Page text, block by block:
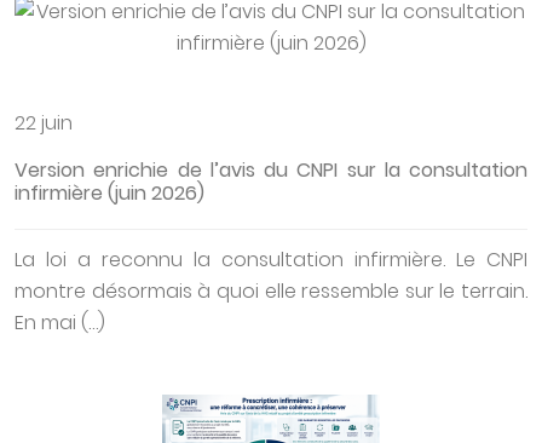
22 juin
Version enrichie de l’avis du CNPI sur la consultation
infirmière (juin 2026)
La loi a reconnu la consultation infirmière. Le CNPI
montre désormais à quoi elle ressemble sur le terrain.
En mai (…)